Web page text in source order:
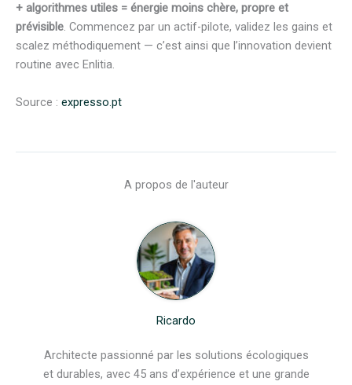
+ algorithmes utiles = énergie moins chère, propre et
prévisible. Commencez par un actif-pilote, validez les gains et
scalez méthodiquement — c’est ainsi que l’innovation devient
routine avec Enlitia.
Source : expresso.pt
A propos de l'auteur
Ricardo
Architecte passionné par les solutions écologiques
et durables, avec 45 ans d’expérience et une grande